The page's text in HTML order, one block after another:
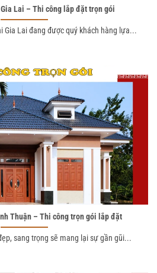
Lai – Thi công lắp đặt trọn gói
Gia Lai đang được quý khách hàng lựa...
Thuận – Thi công trọn gói lắp đặt
sang trọng sẽ mang lại sự gần gũi...